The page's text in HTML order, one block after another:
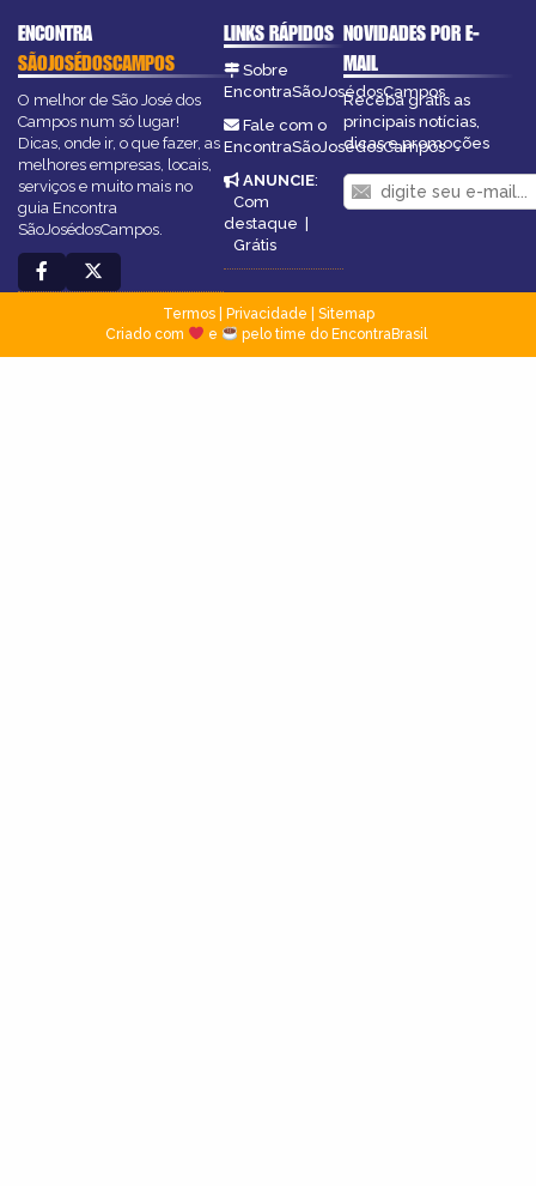
ENCONTRA
SÃOJOSÉDOSCAMPOS
O melhor de São José dos
Campos num só lugar!
Dicas, onde ir, o que fazer, as
melhores empresas, locais,
serviços e muito mais no
guia Encontra
SãoJosédosCampos.
LINKS RÁPIDOS
Sobre
EncontraSãoJosédosCampos
Fale com o
EncontraSãoJosédosCampos
ANUNCIE:
Com
destaque |
Grátis
NOVIDADES POR E-
MAIL
Receba grátis as
principais notícias,
dicas e promoções
Termos| Privacidade
Sitemap
Criado com
e pelo time do EncontraBrasil